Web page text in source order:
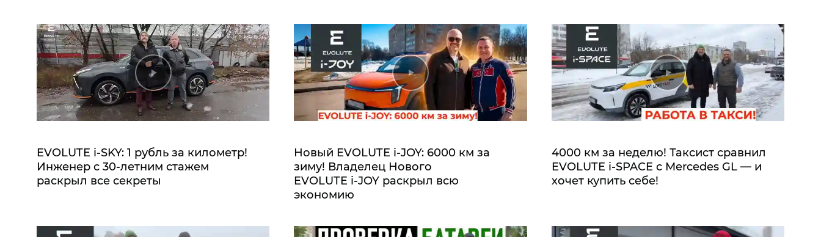
EVOLUTE i‑SKY: 1 рубль за километр!
Инженер с 30-летним стажем
раскрыл все секреты
Новый EVOLUTE i‑JOY: 6000 км за
зиму! Владелец Нового
EVOLUTE i‑JOY раскрыл всю
экономию
4000 км за неделю! Таксист сравнил
EVOLUTE i‑SPACE с Mercedes GL — и
хочет купить себе!